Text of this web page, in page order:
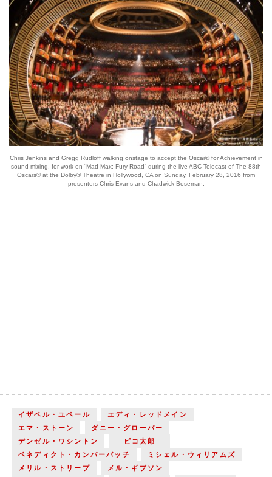
Chris Jenkins and Gregg Rudloff walking onstage to accept the Oscar® for Achievement in
sound mixing, for work on “Mad Max: Fury Road” during the live ABC Telecast of The 88th
Oscars® at the Dolby® Theatre in Hollywood, CA on Sunday, February 28, 2016 from
presenters Chris Evans and Chadwick Boseman.
イザベル・ユペール
エディ・レッドメイン
エマ・ストーン
ダニー・グローバー
デンゼル・ワシントン
ピコ太郎
ベネディクト・カンバーバッチ
ミシェル・ウィリアムズ
メリル・ストリープ
メル・ギブソン